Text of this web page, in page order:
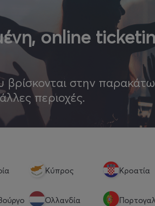
online
βρίσκονται στην παρακάτω
περιοχές.
Κύπρος Κροατία
Ολλανδία